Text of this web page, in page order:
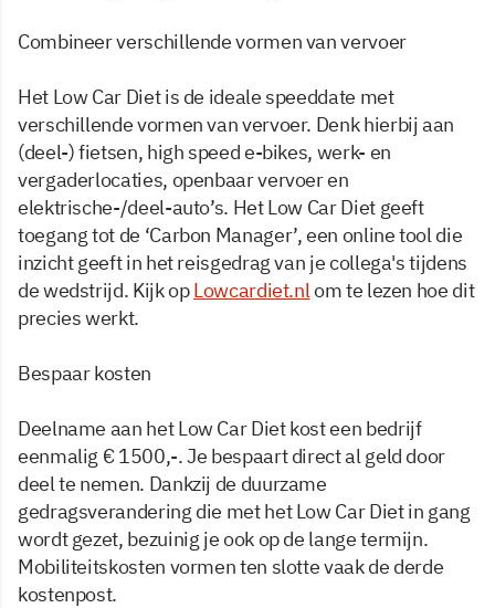
Combineer verschillende vormen van vervoer
Het Low Car Diet is de ideale speeddate met
verschillende vormen van vervoer. Denk hierbij aan
(deel-) fietsen, high speed e-bikes, werk- en
vergaderlocaties, openbaar vervoer en
elektrische-/deel-auto’s. Het Low Car Diet geeft
toegang tot de ‘Carbon Manager’, een online tool die
inzicht geeft in het reisgedrag van je collega's tijdens
de wedstrijd. Kijk opLowcardiet.nlom te lezen hoe dit
precies werkt.
Bespaar kosten
Deelname aan het Low Car Diet kost een bedrijf
eenmalig € 1500,-. Je bespaart direct al geld door
deel te nemen. Dankzij de duurzame
gedragsverandering die met het Low Car Diet in gang
wordt gezet, bezuinig je ook op de lange termijn.
Mobiliteitskosten vormen ten slotte vaak de derde
kostenpost.